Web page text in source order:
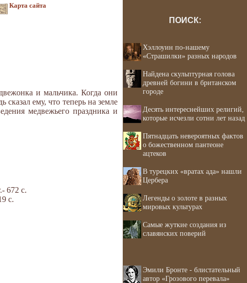
Карта сайта
и мальчика. Когда они
ему, что теперь на земле
медвежьего праздника и
672 с.
с.
ПОИСК:
Хэллоуин по-нашему
«Страшилки» разных народов
Найдена скульптурная голова
древней богини в британском
городе
Десять интереснейших религий,
которые исчезли сотни лет назад
Пятнадцать невероятных фактов
о божественном пантеоне
ацтеков
В турецких «вратах ада» нашли
Цербера
Легенды о золоте в разных
мировых культурах
Самые жуткие создания из
славянских поверий
Эмили Бронте - блистательный
автор «Грозового перевала»